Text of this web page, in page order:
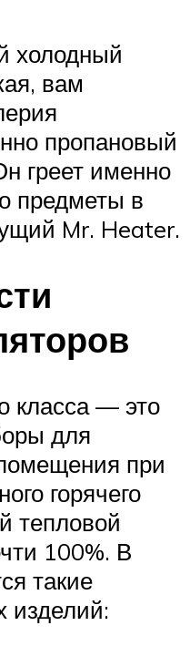
холодный
вам
пропановый
греет именно
предметы в
Mr. Heater.
класса — это
для
при
горячего
тепловой
100%. В
такие
изделий: